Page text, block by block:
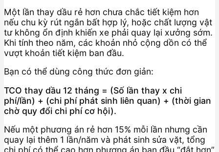
Một lần thay dầu rẻ hơn chưa chắc tiết kiệm hơn
nếu chu kỳ rút ngắn bất hợp lý, hoặc chất lượng vật
tư không ổn định khiến xe phải quay lại xưởng sớm.
Khi tính theo năm, các khoản nhỏ cộng dồn có thể
vượt khoản tiết kiệm ban đầu.
Bạn có thể dùng công thức đơn giản:
TCO thay dầu 12 tháng = (Số lần thay x chi
phí/lần) + (chi phí phát sinh liên quan) + (thời gian
chờ quy đổi chi phí cơ hội).
Nếu một phương án rẻ hơn 15% mỗi lần nhưng cần
quay lại thêm 1 lần/năm và phát sinh sửa vặt, tổng